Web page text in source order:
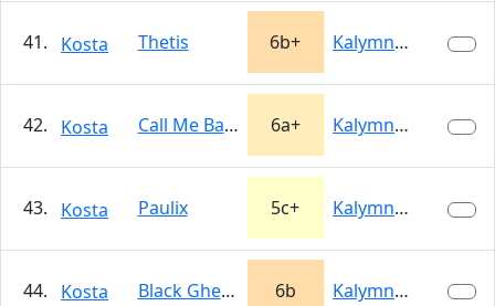
41. Kosta Thetis 6b+ Kalymnos
42. Kosta Call Me Baby 6a+ Kalymnos
43. Kosta Paulix 5c+ Kalymnos
44. Kosta Black Ghekko 6b Kalymnos